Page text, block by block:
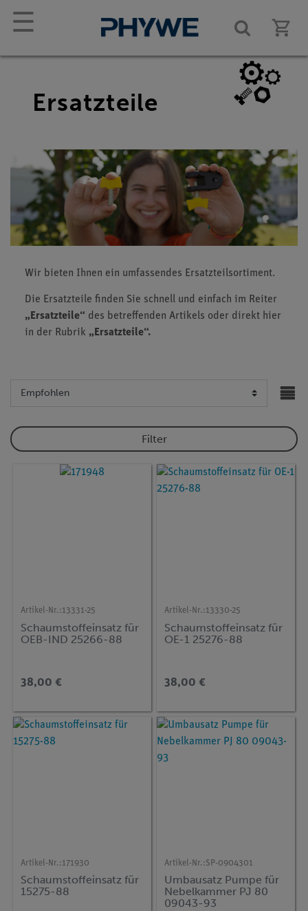
☰
Ersatzteile
Wir bieten Ihnen ein umfassendes Ersatzteilsortiment.
Die Ersatzteile finden Sie schnell und einfach im Reiter
„Ersatzteile“ des betreffenden Artikels oder direkt hier
in der Rubrik „Ersatzteile“.
Filter
Artikel-Nr.:13331-25
Schaumstoffeinsatz für
OEB-IND 25266-88
38,00 €
Artikel-Nr.:13330-25
Schaumstoffeinsatz für
OE-1 25276-88
38,00 €
Artikel-Nr.:171930
Schaumstoffeinsatz für
15275-88
Artikel-Nr.:SP-0904301
Umbausatz Pumpe für
Nebelkammer PJ 80
09043-93